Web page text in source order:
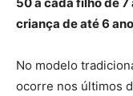
criança de até 6
No modelo
ocorre nos últimos